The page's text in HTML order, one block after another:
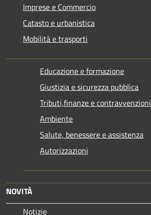
Imprese e Commercio
Catasto e urbanistica
Mobilità e trasporti
Educazione e formazione
Giustizia e sicurezza pubblica
Tributi,finanze e contravvenzioni
Ambiente
Salute, benessere e assistenza
Autorizzazioni
NOVITÀ
Notizie